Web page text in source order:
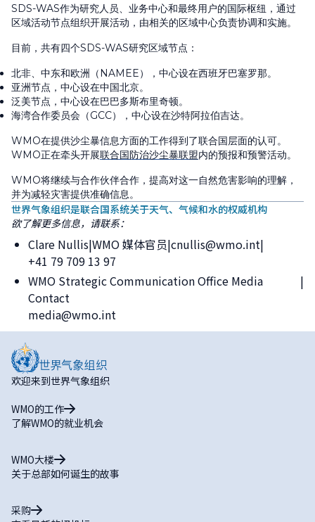
SDS-WAS作为研究人员、业务中心和最终用户的国际枢纽，通过
区域活动节点组织开展活动，由相关的区域中心负责协调和实施。
目前，共有四个SDS-WAS研究区域节点：
北非、中东和欧洲（NAMEE），中心设在西班牙巴塞罗那。
亚洲节点，中心设在中国北京。
泛美节点，中心设在巴巴多斯布里奇顿。
海湾合作委员会（GCC），中心设在沙特阿拉伯吉达。
WMO在提供沙尘暴信息方面的工作得到了联合国层面的认可。
WMO正在牵头开展联合国防治沙尘暴联盟内的预报和预警活动。
WMO将继续与合作伙伴合作，提高对这一自然危害影响的理解，
并为减轻灾害提供准确信息。
世界气象组织是联合国系统关于天气、气候和水的权威机构
欲了解更多信息，请联系：
Clare Nullis WMO 媒体官员 cnullis@wmo.int
+41 79 709 13 97
WMO Strategic Communication Office Media
Contact
media@wmo.int
欢迎来到世界气象组织
WMO的工作
了解WMO的就业机会
WMO大楼
关于总部如何诞生的故事
采购